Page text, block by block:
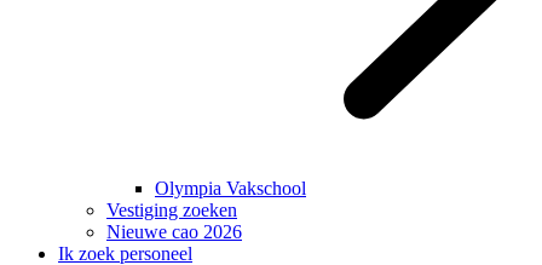
Olympia Vakschool
Vestiging zoeken
Nieuwe cao 2026
Ik zoek personeel